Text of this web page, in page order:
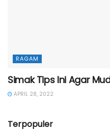
RAGAM
Simak Tips Ini Agar
APRIL 28, 2022
Terpopuler